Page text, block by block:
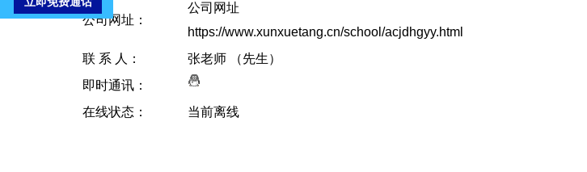
公司网址：
公司网址
https://www.xunxuetang.cn/school/acjdhgyy.html
联 系 人：
张老师 （先生）
即时通讯：
在线状态：
当前离线